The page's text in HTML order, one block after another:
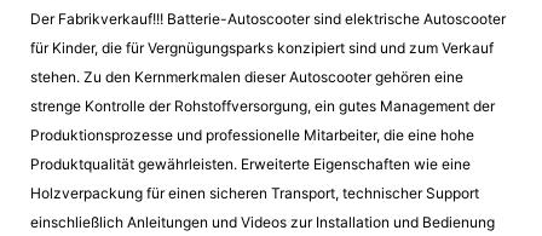
Der Fabrikverkauf!!! Batterie-Autoscooter sind elektrische Autoscooter
für Kinder, die für Vergnügungsparks konzipiert sind und zum Verkauf
stehen. Zu den Kernmerkmalen dieser Autoscooter gehören eine
strenge Kontrolle der Rohstoffversorgung, ein gutes Management der
Produktionsprozesse und professionelle Mitarbeiter, die eine hohe
Produktqualität gewährleisten. Erweiterte Eigenschaften wie eine
Holzverpackung für einen sicheren Transport, technischer Support
einschließlich Anleitungen und Videos zur Installation und Bedienung